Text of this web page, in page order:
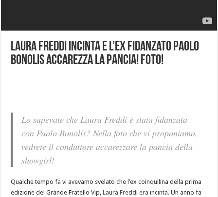
Laura Freddi incinta e l’ex fidanzato Paolo
Bonolis accarezza la pancia! Foto!
Lo sapevate che Laura Freddi è stata fidanzata
con Paolo Bonolis? Nella foto che vi proponiamo,
vedrete il conduttore accarezzare la pancia della
showgirl!
Qualche tempo fa vi avevamo svelato che l’ex coinquilina della prima
edizione del Grande Fratello Vip,Laura Freddi era incinta. Un anno fa